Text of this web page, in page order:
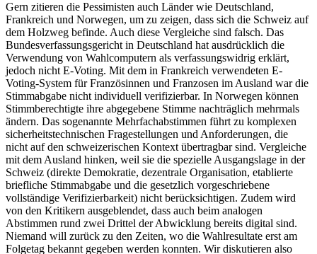
Gern zitieren die Pessimisten auch Länder wie Deutschland,
Frankreich und Norwegen, um zu zeigen, dass sich die Schweiz auf
dem Holzweg befinde. Auch diese Vergleiche sind falsch. Das
Bundesverfassungsgericht in Deutschland hat ausdrücklich die
Verwendung von Wahlcomputern als verfassungswidrig erklärt,
jedoch nicht E-Voting. Mit dem in Frankreich verwendeten E-
Voting-System für Französinnen und Franzosen im Ausland war die
Stimmabgabe nicht individuell verifizierbar. In Norwegen können
Stimmberechtigte ihre abgegebene Stimme nachträglich mehrmals
ändern. Das sogenannte Mehrfachabstimmen führt zu komplexen
sicherheitstechnischen Fragestellungen und Anforderungen, die
nicht auf den schweizerischen Kontext übertragbar sind. Vergleiche
mit dem Ausland hinken, weil sie die spezielle Ausgangslage in der
Schweiz (direkte Demokratie, dezentrale Organisation, etablierte
briefliche Stimmabgabe und die gesetzlich vorgeschriebene
vollständige Verifizierbarkeit) nicht berücksichtigen. Zudem wird
von den Kritikern ausgeblendet, dass auch beim analogen
Abstimmen rund zwei Drittel der Abwicklung bereits digital sind.
Niemand will zurück zu den Zeiten, wo die Wahlresultate erst am
Folgetag bekannt gegeben werden konnten. Wir diskutieren also